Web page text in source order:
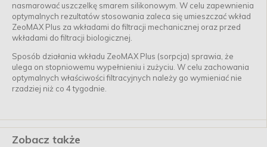
nasmarować uszczelkę smarem silikonowym. W celu zapewnienia
optymalnych rezultatów stosowania zaleca się umieszczać wkład
ZeoMAX Plus za wkładami do filtracji mechanicznej oraz przed
wkładami do filtracji biologicznej.
Sposób działania wkładu ZeoMAX Plus (sorpcja) sprawia, że
ulega on stopniowemu wypełnieniu i zużyciu. W celu zachowania
optymalnych właściwości filtracyjnych należy go wymieniać nie
rzadziej niż co 4 tygodnie.
Zobacz także